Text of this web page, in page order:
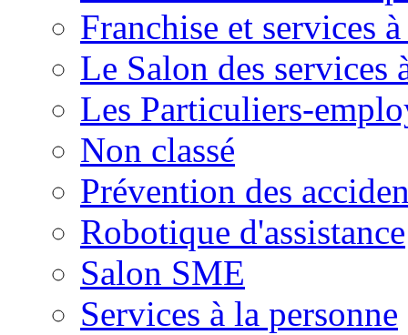
Franchise et services
Le Salon des services
Les Particuliers-
Non classé
Prévention des
Robotique d'assistance
Salon SME
Services à la personne